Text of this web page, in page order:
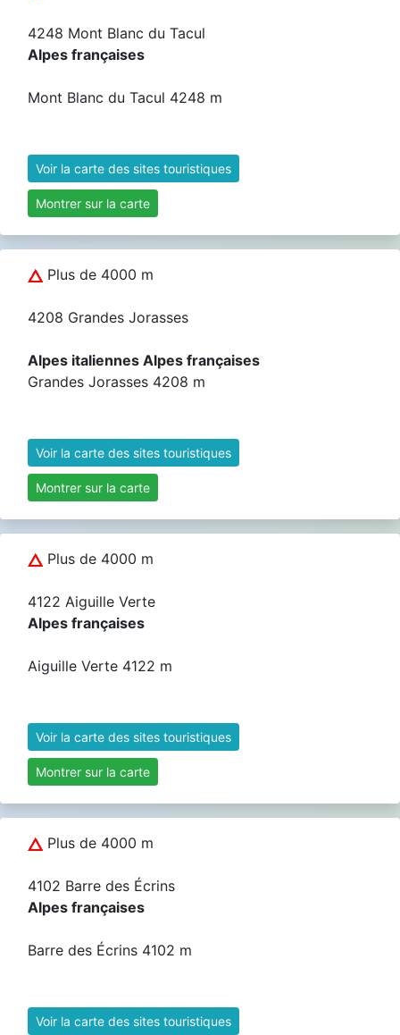
4248 Mont Blanc du Tacul
Alpes françaises
Mont Blanc du Tacul 4248 m
Voir la carte des sites touristiques
Montrer sur la carte
Plus de 4000 m
4208 Grandes Jorasses
Alpes italiennes Alpes françaises
Grandes Jorasses 4208 m
Voir la carte des sites touristiques
Montrer sur la carte
Plus de 4000 m
4122 Aiguille Verte
Alpes françaises
Aiguille Verte 4122 m
Voir la carte des sites touristiques
Montrer sur la carte
Plus de 4000 m
4102 Barre des Écrins
Alpes françaises
Barre des Écrins 4102 m
Voir la carte des sites touristiques